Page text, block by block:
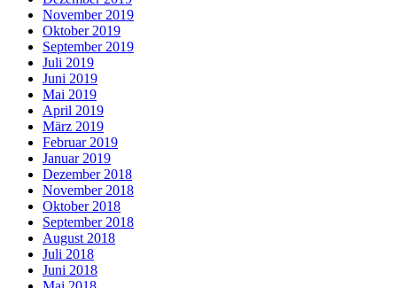
November 2019
Oktober 2019
September 2019
Juli 2019
Juni 2019
Mai 2019
April 2019
März 2019
Februar 2019
Januar 2019
Dezember 2018
November 2018
Oktober 2018
September 2018
August 2018
Juli 2018
Juni 2018